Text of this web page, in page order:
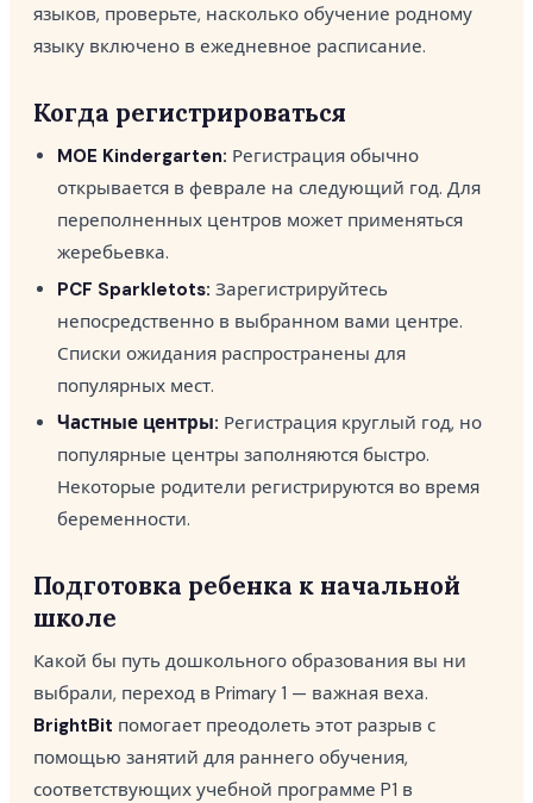
языков, проверьте, насколько обучение родному
языку включено в ежедневное расписание.
Когда регистрироваться
MOE Kindergarten: Регистрация обычно
открывается в феврале на следующий год. Для
переполненных центров может применяться
жеребьевка.
PCF Sparkletots: Зарегистрируйтесь
непосредственно в выбранном вами центре.
Списки ожидания распространены для
популярных мест.
Частные центры: Регистрация круглый год, но
популярные центры заполняются быстро.
Некоторые родители регистрируются во время
беременности.
Подготовка ребенка к начальной
школе
Какой бы путь дошкольного образования вы ни
выбрали, переход в Primary 1 — важная веха.
BrightBit помогает преодолеть этот разрыв с
помощью занятий для раннего обучения,
соответствующих учебной программе P1 в